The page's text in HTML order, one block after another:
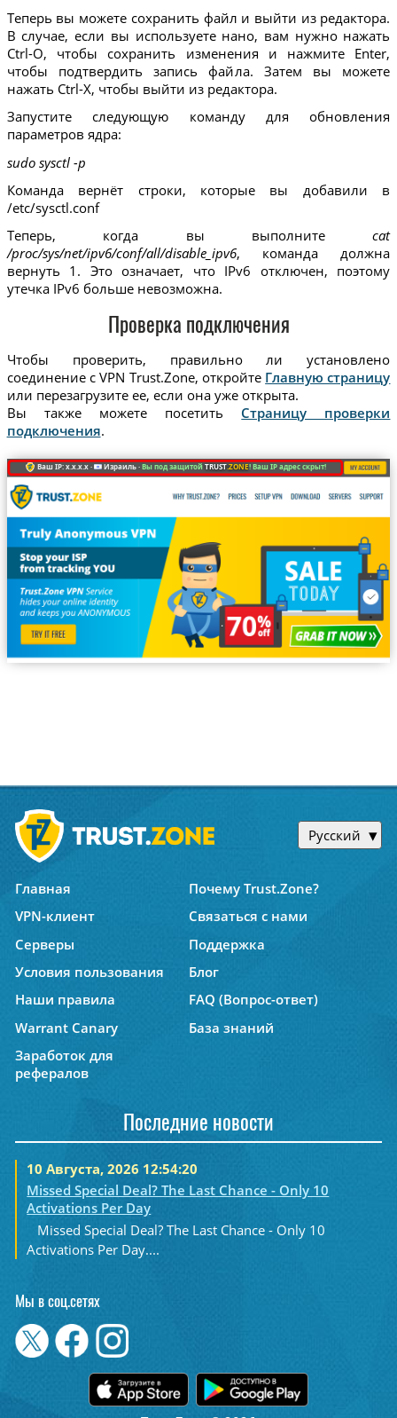
Теперь вы можете сохранить файл и выйти из редактора.
В случае, если вы используете нано, вам нужно нажать
Ctrl-O, чтобы сохранить изменения и нажмите Enter,
чтобы подтвердить запись файла. Затем вы можете
нажать Ctrl-X, чтобы выйти из редактора.
Запустите следующую команду для обновления
параметров ядра:
sudo sysctl -p
Команда вернёт строки, которые вы добавили в
/etc/sysctl.conf
Теперь, когда вы выполнитеcat
/proc/sys/net/ipv6/conf/all/disable_ipv6, команда должна
вернуть 1. Это означает, что IPv6 отключен, поэтому
утечка IPv6 больше невозможна.
Проверка подключения
Чтобы проверить, правильно ли установлено
соединение с VPN Trust.Zone, откройте Главную страницу
или перезагрузите ее, если она уже открыта.
Вы также можете посетить Страницу проверки
подключения.
Ваш IP: x.x.x.x · Израиль ·Вы под защитойTRUST.ZONE! Ваш IP адрес скрыт!
Русский
Главная
Почему Trust.Zone?
VPN-клиент
Связаться с нами
Серверы
Поддержка
Условия пользования
Блог
Наши правила
FAQ (Вопрос-ответ)
Warrant Canary
База знаний
Заработок для
рефералов
Последние новости
10 Августа, 2026 12:54:20
Missed Special Deal? The Last Chance - Only 10
Activations Per Day
Missed Special Deal? The Last Chance - Only 10
Activations Per Day....
Мы в соц.сетях